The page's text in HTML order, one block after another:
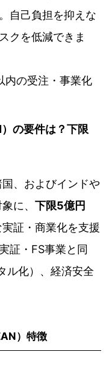
自己負担を抑えな
クを低減できま
内の受注・事業化
の要件は？下限
、およびインドや
象に、下限5億円
証・商業化を支援
証・FS事業と同
ル化）、経済安全
）特徴